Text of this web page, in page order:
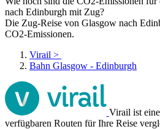
nach Edinburgh mit Zug?
Die Zug-Reise von Glasgow nach
CO2-Emissionen.
Virail >
Bahn Glasgow - Edinburgh
Virail ist
verfügbaren Routen für Ihre Reise